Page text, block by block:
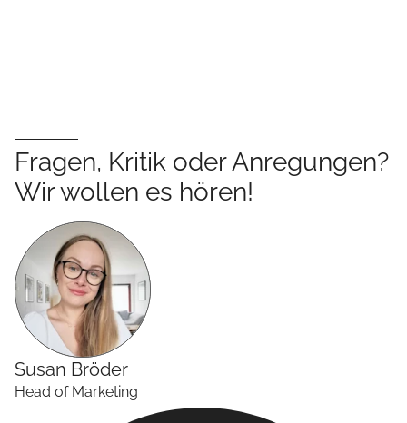
Fragen, Kritik oder Anregungen?
Wir wollen es hören!
Susan Bröder
Head of Marketing